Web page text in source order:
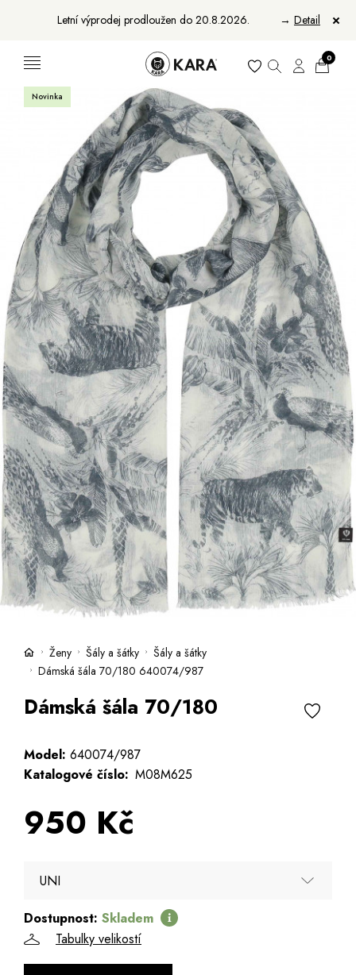
Letní výprodej prodloužen do 20.8.2026. → Detail
Bundy, kabáty a saka
Sukně, vesty a košile
Kabelky a batohy
Peněženky
Pásky
Šály a šátky
Manikúry
Muži
Bundy, kabáty a vesty
Aktovky, tašky a batohy
Manikúry
Šály
Kufry -21 % Prodejny Služby
Kara klub
Dárkové poukazy
Extra výhodné
Slevy
Bundy a kabáty -50 %
Česky Slovensky
0
Novinka
Ženy Šály a šátky
Šály a šátky
Dámská šála 70/180 640074/987
Dámská šála 70/180
Model: 640074/987
Katalogové číslo: M08M625
950 Kč
UNI
UNI
Dostupnost: Skladem
Tabulky velikostí